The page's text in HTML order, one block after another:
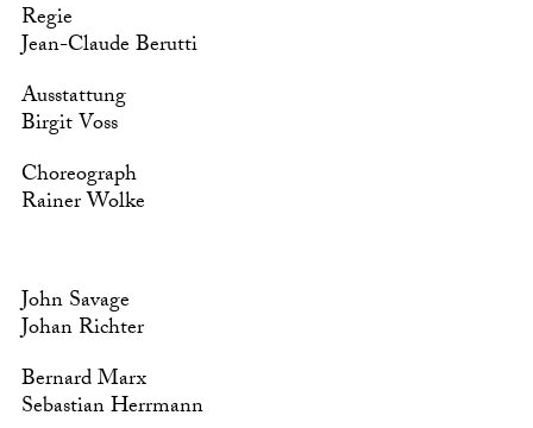
Regie
Jean-Claude Berutti
Ausstattung
Birgit Voss
Choreograph
Rainer Wolke
John Savage
Johan Richter
Bernard Marx
Sebastian Herrmann